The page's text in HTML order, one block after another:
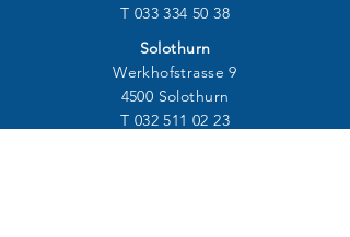
T 033 334 50 38
Solothurn
Werkhofstrasse 9
4500 Solothurn
T 032 511 02 23